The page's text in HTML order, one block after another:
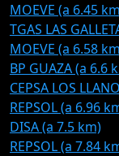
MOEVE (a 6.45
TGAS LAS
MOEVE (a 6.58
BP GUAZA (a 6.6
CEPSA LOS
REPSOL (a 6.96
DISA (a 7.5 km)
REPSOL (a 7.84